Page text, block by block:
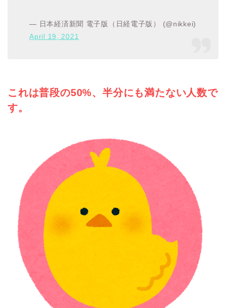
— 日本経済新聞 電子版（日経電子版） (@nikkei)
April 19, 2021
これは普段の50%、半分にも満たない人数で
す。